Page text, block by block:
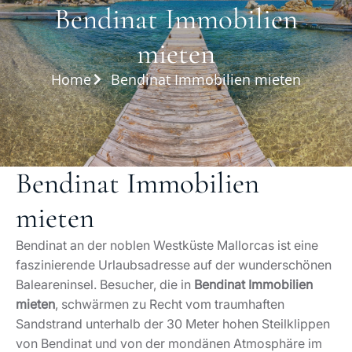
Bendinat Immobilien
mieten
Home Bendinat Immobilien mieten
Bendinat Immobilien
mieten
Bendinat an der noblen Westküste Mallorcas ist eine
faszinierende Urlaubsadresse auf der wunderschönen
Baleareninsel. Besucher, die in Bendinat Immobilien
mieten, schwärmen zu Recht vom traumhaften
Sandstrand unterhalb der 30 Meter hohen Steilklippen
von Bendinat und von der mondänen Atmosphäre im